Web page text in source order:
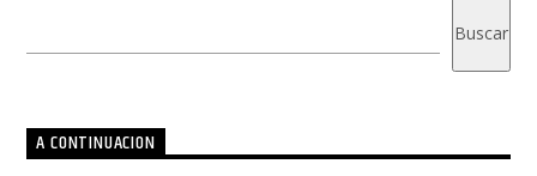
Buscar
A CONTINUACION